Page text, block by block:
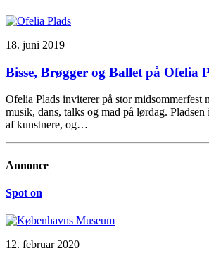
18. juni 2019
Bisse, Brøgger og Ballet på Ofelia
Ofelia Plads inviterer på stor midsommerfest
musik, dans, talks og mad på lørdag.
af kunstnere, og…
Annonce
Spot on
12. februar 2020